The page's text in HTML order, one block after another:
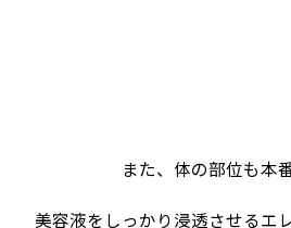
また、体の部位も本
美容液をしっかり浸透させるエ